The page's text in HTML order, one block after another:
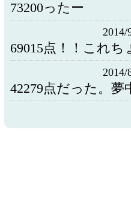
73200ったー
2014/
69015点！！これち
2014/
42279点だった。夢